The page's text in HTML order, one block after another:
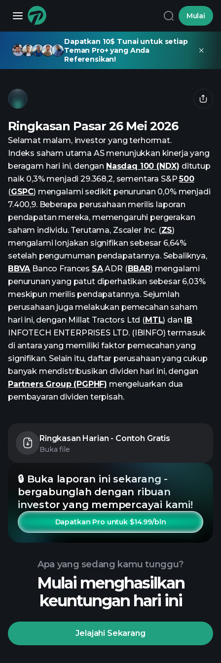
Mulai
Dapatkan 10$ Tunai untuk setiap
Teman Pro+ yang Anda
Referensikan!
Ringkasan Pasar 26 Mei 2026
Selamat malam, investor yang terhormat.
Indeks saham utama AS menunjukkan kinerja yang
beragam hari ini, dengan Nasdaq 100 (NDX) ditutup
naik 0,3% menjadi 29.368,2, sementara S&P500
(GSPC) mengalami sedikit penurunan 0,0% menjadi
7.400,9. Beberapa perusahaan merilis laporan
pendapatan mereka, memengaruhi pergerakan
saham individu. Terutama, Zscaler Inc. (ZS)
mengalami lonjakan signifikan sebesar 6,64%
setelah pengumuman pendapatannya. Sebaliknya,
BBVABanco Frances SAADR (BBAR) mengalami
penurunan yang patut diperhatikan sebesar 6,03%
meskipun merilis pendapatannya. Sejumlah
perusahaan juga melakukan pemecahan saham
hari ini, dengan Millat Tractors Ltd (MTL) dan IB
INFOTECH ENTERPRISES LTD. (IBINFO) termasuk
di antara yang memiliki faktor pemecahan yang
signifikan. Selain itu, daftar perusahaan yang cukup
banyak mendistribusikan dividen hari ini, dengan
Partners Group (PGPHF) mengeluarkan dua
pembayaran dividen terpisah.
Ringkasan Harian - Contoh Gratis
Buka file
🔒 Buka laporan ini sekarang -
bergabunglah dengan ribuan
investor yang mempercayai kami!
Dapatkan Pro untuk $14.99/bln
Apa yang sedang kamu tunggu?
Mulai menghasilkan
keuntungan hari ini
Jelajahi Sekarang